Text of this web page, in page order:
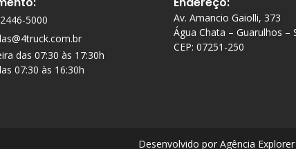
5000
das 07:30 às 17:30h
07:30 às 16:30h
Av. Amancio Gaiolli, 373
Água Chata – Guarulhos –
CEP: 07251-250
Desenvolvido por Agência